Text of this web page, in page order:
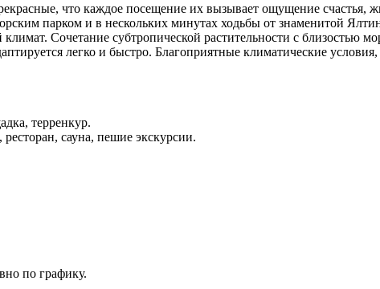
что каждое посещение их вызывает ощущение счастья,
парком и в нескольких минутах ходьбы от знаменитой
Сочетание субтропической растительности с близостью
легко и быстро. Благоприятные климатические
терренкур.
сауна, пешие экскурсии.
по графику.